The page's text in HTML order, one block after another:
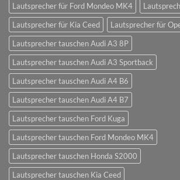
Lautsprecher für Ford Mondeo MK4
Lautsprecher für Kia Ceed
Lautsprecher für
Lautsprecher tauschen Audi A3 8P
Lautsprecher tauschen Audi A3 Sportback
Lautsprecher tauschen Audi A4 B6
Lautsprecher tauschen Audi A4 B7
Lautsprecher tauschen Ford Kuga
Lautsprecher tauschen Ford Mondeo MK4
Lautsprecher tauschen Honda S2000
Lautsprecher tauschen Kia Ceed